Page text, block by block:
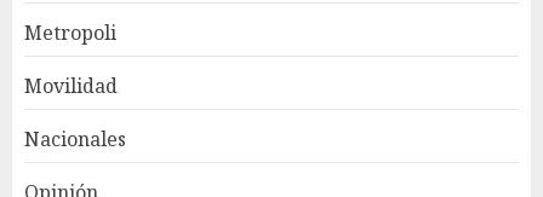
Metropoli
Movilidad
Nacionales